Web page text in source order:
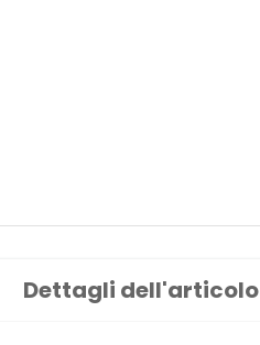
Dettagli dell'articolo